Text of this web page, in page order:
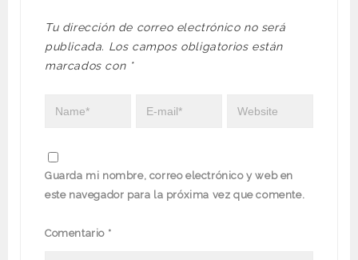
Tu dirección de correo electrónico no será
publicada. Los campos obligatorios están
marcados con *
Guarda mi nombre, correo electrónico y web en
este navegador para la próxima vez que comente.
Comentario *